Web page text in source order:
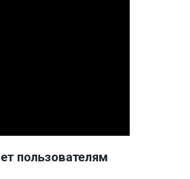
пользователям